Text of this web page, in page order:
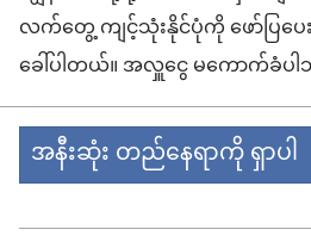
လက်တွေ့ ကျင့်သုံးနိုင်ပုံကို ဖော်ပြပ
ခေါ်ပါတယ်။ အလှူငွေ မကောက်ခံပါ
အနီးဆုံး တည်နေရာကို ရှာပါ
(window